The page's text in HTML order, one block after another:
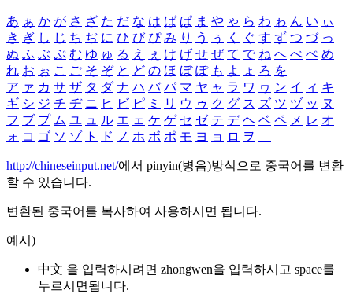
あ ぁ か が さ ざ た だ な は ば ぱ ま や ゃ ら わ ゎ ん い ぃ
き ぎ し じ ち ぢ に ひ び ぴ み り う ぅ く ぐ す ず つ づ っ
ぬ ふ ぶ ぷ む ゆ ゅ る え ぇ け げ せ ぜ て で ね へ べ ぺ め
れ お ぉ こ ご そ ぞ と ど の ほ ぼ ぽ も よ ょ ろ を
ア ァ カ サ ザ タ ダ ナ ハ バ パ マ ヤ ャ ラ ワ ヮ ン イ ィ キ
ギ シ ジ チ ヂ ニ ヒ ビ ピ ミ リ ウ ゥ ク グ ス ズ ツ ヅ ッ ヌ
フ ブ プ ム ユ ュ ル エ ェ ケ ゲ セ ゼ テ デ ヘ ベ ペ メ レ オ
ォ コ ゴ ソ ゾ ト ド ノ ホ ボ ポ モ ヨ ョ ロ ヲ ―
http://chineseinput.net/에서 pinyin(병음)방식으로 중국어를 변환
할 수 있습니다.
변환된 중국어를 복사하여 사용하시면 됩니다.
예시)
中文 을 입력하시려면 zhongwen을 입력하시고 space를
누르시면됩니다.